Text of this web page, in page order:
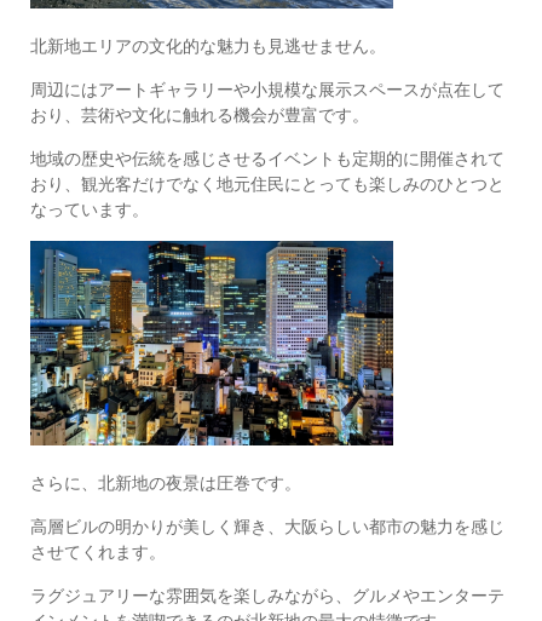
北新地エリアの文化的な魅力も見逃せません。
周辺にはアートギャラリーや小規模な展示スペースが点在して
おり、芸術や文化に触れる機会が豊富です。
地域の歴史や伝統を感じさせるイベントも定期的に開催されて
おり、観光客だけでなく地元住民にとっても楽しみのひとつと
なっています。
さらに、北新地の夜景は圧巻です。
高層ビルの明かりが美しく輝き、大阪らしい都市の魅力を感じ
させてくれます。
ラグジュアリーな雰囲気を楽しみながら、グルメやエンターテ